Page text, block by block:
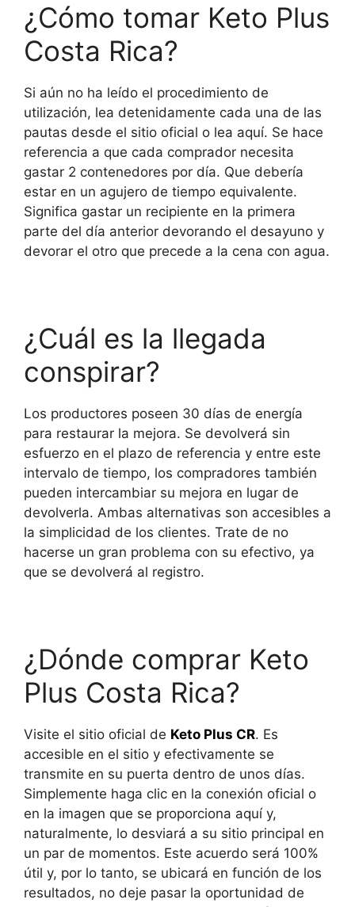
¿Cómo tomar Keto Plus
Costa Rica?
Si aún no ha leído el procedimiento de
utilización, lea detenidamente cada una de las
pautas desde el sitio oficial o lea aquí. Se hace
referencia a que cada comprador necesita
gastar 2 contenedores por día. Que debería
estar en un agujero de tiempo equivalente.
Significa gastar un recipiente en la primera
parte del día anterior devorando el desayuno y
devorar el otro que precede a la cena con agua.
¿Cuál es la llegada
conspirar?
Los productores poseen 30 días de energía
para restaurar la mejora. Se devolverá sin
esfuerzo en el plazo de referencia y entre este
intervalo de tiempo, los compradores también
pueden intercambiar su mejora en lugar de
devolverla. Ambas alternativas son accesibles a
la simplicidad de los clientes. Trate de no
hacerse un gran problema con su efectivo, ya
que se devolverá al registro.
¿Dónde comprar Keto
Plus Costa Rica?
Visite el sitio oficial de Keto Plus CR. Es
accesible en el sitio y efectivamente se
transmite en su puerta dentro de unos días.
Simplemente haga clic en la conexión oficial o
en la imagen que se proporciona aquí y,
naturalmente, lo desviará a su sitio principal en
un par de momentos. Este acuerdo será 100%
útil y, por lo tanto, se ubicará en función de los
resultados, no deje pasar la oportunidad de